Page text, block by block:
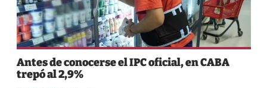
Antes de conocerse el IPC oficial, en CABA
trepó al 2,9%